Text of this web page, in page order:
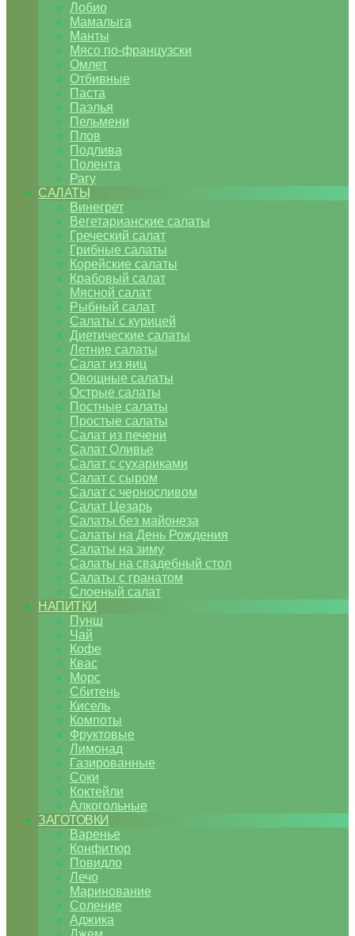
Лобио
Мамалыга
Манты
Мясо по-французски
Омлет
Отбивные
Паста
Паэлья
Пельмени
Плов
Подлива
Полента
Рагу
САЛАТЫ
Винегрет
Вегетарианские салаты
Греческий салат
Грибные салаты
Корейские салаты
Крабовый салат
Мясной салат
Рыбный салат
Салаты с курицей
Диетические салаты
Летние салаты
Салат из яиц
Овощные салаты
Острые салаты
Постные салаты
Простые салаты
Салат из печени
Салат Оливье
Салат с сухариками
Салат с сыром
Салат с черносливом
Салат Цезарь
Салаты без майонеза
Салаты на День Рождения
Салаты на зиму
Салаты на свадебный стол
Салаты с гранатом
Слоеный салат
НАПИТКИ
Пунш
Чай
Кофе
Квас
Морс
Сбитень
Кисель
Компоты
Фруктовые
Лимонад
Газированные
Соки
Коктейли
Алкогольные
ЗАГОТОВКИ
Варенье
Конфитюр
Повидло
Лечо
Маринование
Соление
Аджика